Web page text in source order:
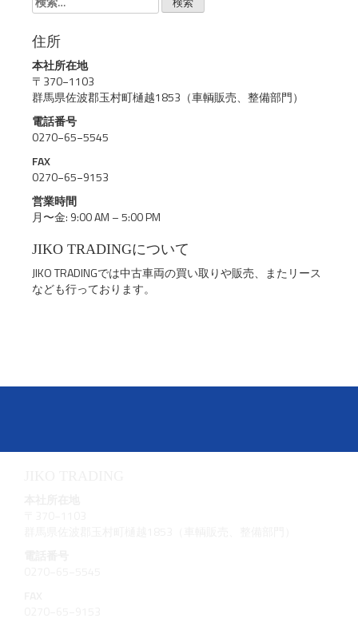
索:
住所
本社所在地
〒370−1103
群馬県佐波郡玉村町樋越1853（車輌販売、整備部門）
電話番号
0270−65−5545
FAX
0270−65−9153
営業時間
月〜金: 9:00 AM – 5:00 PM
JIKO TRADINGについて
JIKO TRADINGでは中古車両の買い取りや販売、またリース
なども行っております。